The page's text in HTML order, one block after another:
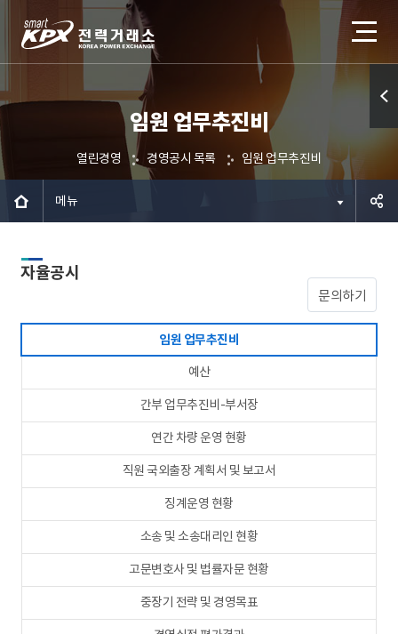
임원 업무추진비
열린경영 경영공시 목록 임원 업무추진비
메뉴
기
문의하기
자율공시
임원 업무추진비
예산
간부 업무추진비-부서장
연간 차량 운영 현황
직원 국외출장 계획서 및 보고서
징계운영 현황
소송 및 소송대리인 현황
고문변호사 및 법률자문 현황
중장기 전략 및 경영목표